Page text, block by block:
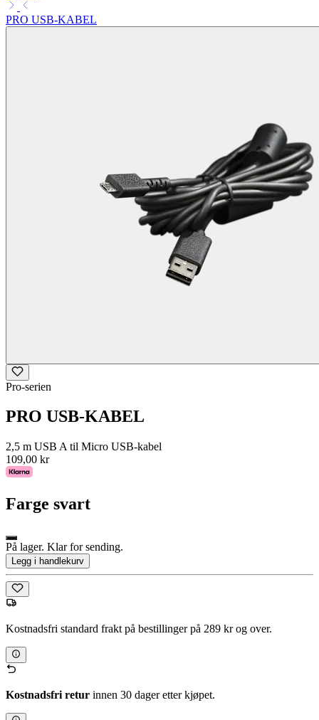
PRO USB-KABEL
Pro-serien
PRO USB-KABEL
2,5 m USB A til Micro USB-kabel
109,00 kr
Farge svart
På lager. Klar for sending.
Legg i handlekurv
Kostnadsfri standard frakt på bestillinger på 289 kr og over.
Kostnadsfri retur innen 30 dager etter kjøpet.